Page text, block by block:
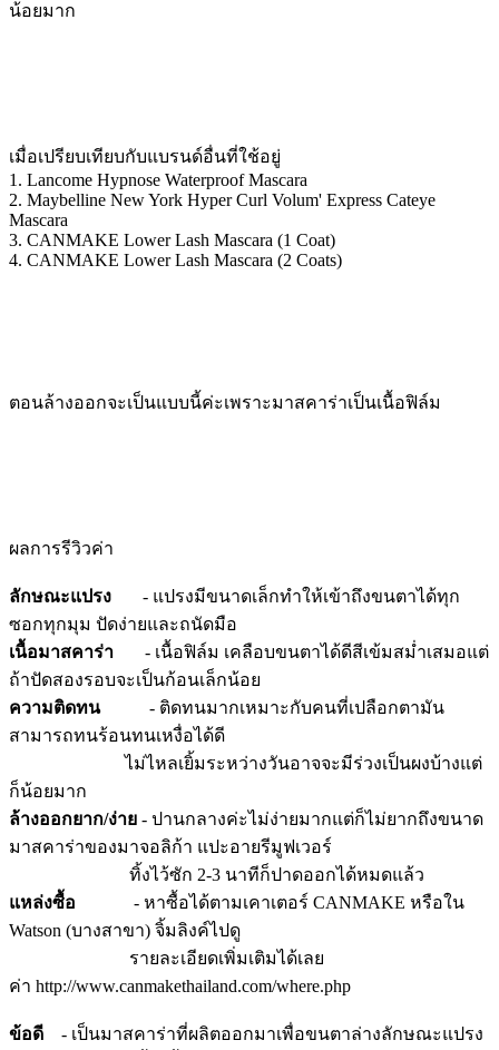
น้อยมาก
เมื่อเปรียบเทียบกับแบรนด์อื่นที่ใช้อยู่
1. Lancome Hypnose Waterproof Mascara
2. Maybelline New York Hyper Curl Volum' Express Cateye
Mascara
3. CANMAKE Lower Lash Mascara (1 Coat)
4. CANMAKE Lower Lash Mascara (2 Coats)
ตอนล้างออกจะเป็นแบบนี้ค่ะเพราะมาสคาร่าเป็นเนื้อฟิล์ม
ผลการรีวิวค่า
ลักษณะแปรง - แปรงมีขนาดเล็กทำให้เข้าถึงขนตาได้ทุก
ซอกทุกมุม ปัดง่ายและถนัดมือ
เนื้อมาสคาร่า - เนื้อฟิล์ม เคลือบขนตาได้ดีสีเข้มสม่ำเสมอแต่
ถ้าปัดสองรอบจะเป็นก้อนเล็กน้อย
ความติดทน
- ติดทนมากเหมาะกับคนที่เปลือกตามัน
สามารถทนร้อนทนเหงื่อได้ดี
ไม่ไหลเยิ้มระหว่างวันอาจจะมีร่วงเป็นผงบ้างแต่
ก็น้อยมาก
ล้างออกยาก/ง่าย - ปานกลางค่ะไม่ง่ายมากแต่ก็ไม่ยากถึงขนาด
มาสคาร่าของมาจอลิก้า แปะอายรีมูฟเวอร์
ทิ้งไว้ซัก 2-3 นาทีก็ปาดออกได้หมดแล้ว
แหล่งซื้อ - หาซื้อได้ตามเคาเตอร์ CANMAKE หรือใน
Watson (บางสาขา) จิ้มลิงค์ไปดู
รายละเอียดเพิ่มเติมได้เลย
ค่า http://www.canmakethailand.com/where.php
ข้อดี - เป็นมาสคาร่าที่ผลิตออกมาเพื่อขนตาล่างลักษณะแปรง